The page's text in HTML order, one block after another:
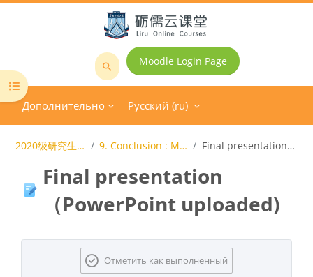
Перейти к основному содержанию
Поиск
Moodle Login Page
Дополнительно Русский ‎(ru)‎
Открыть оглавление курса
2020级研究生商务英语技能模块 9. Conclusion : M1+M2 (Young + Harold) Final presentation （PowerPoint uploaded)
Final presentation
（PowerPoint uploaded)
Требуемые условия завершения
Отметить как выполненный